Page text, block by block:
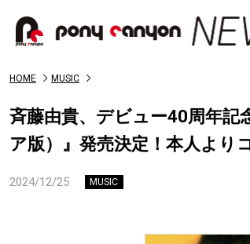
HOME MUSIC
斉藤由貴、デビュー40周年記
ア版）』発売決定！本人より
2024/12/25 MUSIC